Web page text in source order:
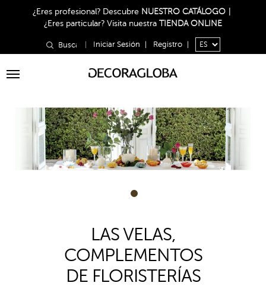
¿Eres profesional? Descubre NUESTRO CATÁLOGO
¿Eres particular? Visita nuestra TIENDA ONLINE
Iniciar Sesión Registro
Toggle
1
LAS VELAS,
COMPLEMENTOS
DE FLORISTERÍAS